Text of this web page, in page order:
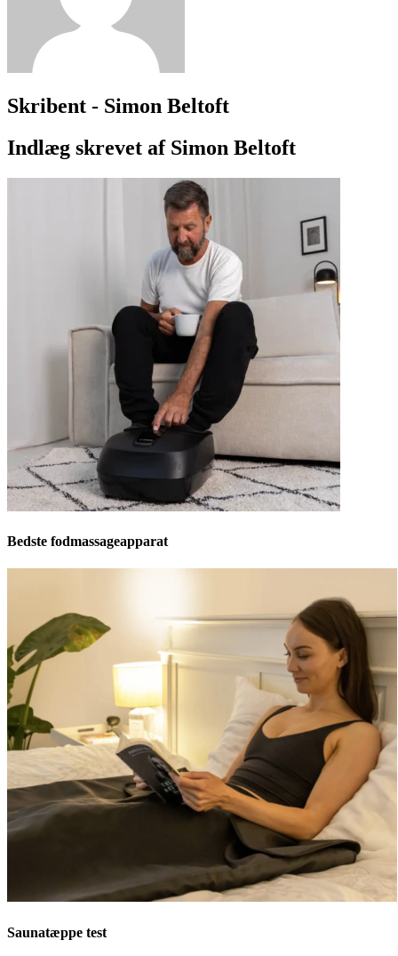
Skribent - Simon Beltoft
Indlæg skrevet af Simon Beltoft
Bedste fodmassageapparat
Saunatæppe test